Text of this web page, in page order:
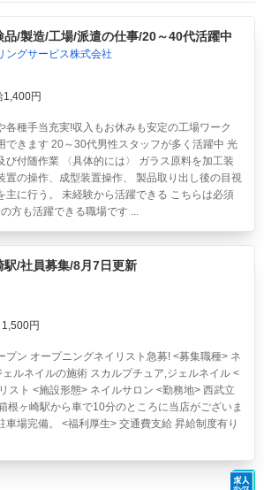
/製造/工場/派遣の仕事/20～40代活躍中
ングサービス株式会社
1,400円
各種手当充実!収入もお休みも安定の工場ワーク
できます 20～30代男性スタッフが多く活躍中 光
び付随作業 〈具体的には〉 ガラス原料を加工装
置の操作、成型装置操作、 製品取り出し後の目視
主に行う。 未経験から活躍できる こちらは必須
方も活躍できる職場です ...
/社員募集/8月7日更新
円
プン オープニングネイリスト急募! <募集職種> ネ
ルネイルの施術 スカルプチュア,ジェルネイル <
スト <施設形態> ネイルサロン <勤務地> 西武立
根ヶ崎駅から車で10分のところに当店がございま
車場完備。 <福利厚生> 交通費支給 昇給制度有り